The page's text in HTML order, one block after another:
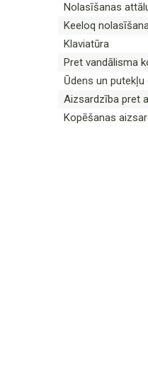
Nolasīšanas
Keeloq
Klaviatūra
Pret vandālisma
Ūdens un
Aizsardzība pret
Kopēšanas